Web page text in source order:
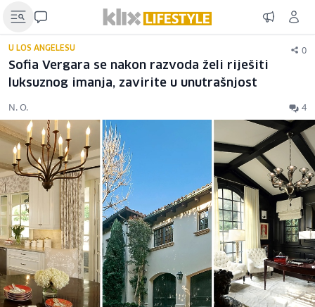
U LOS ANGELESU 0
Sofia Vergara se nakon razvoda želi riješiti
luksuznog imanja, zavirite u unutrašnjost
N. O. 4